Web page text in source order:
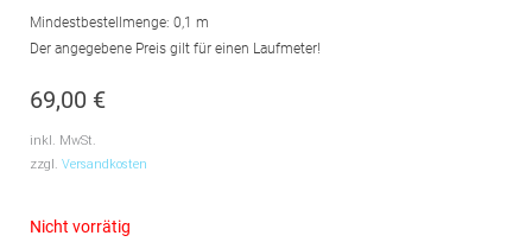
Mindestbestellmenge: 0,1 m
Der angegebene Preis gilt für einen Laufmeter!
69,00 €
inkl. MwSt.
zzgl. Versandkosten
Nicht vorrätig